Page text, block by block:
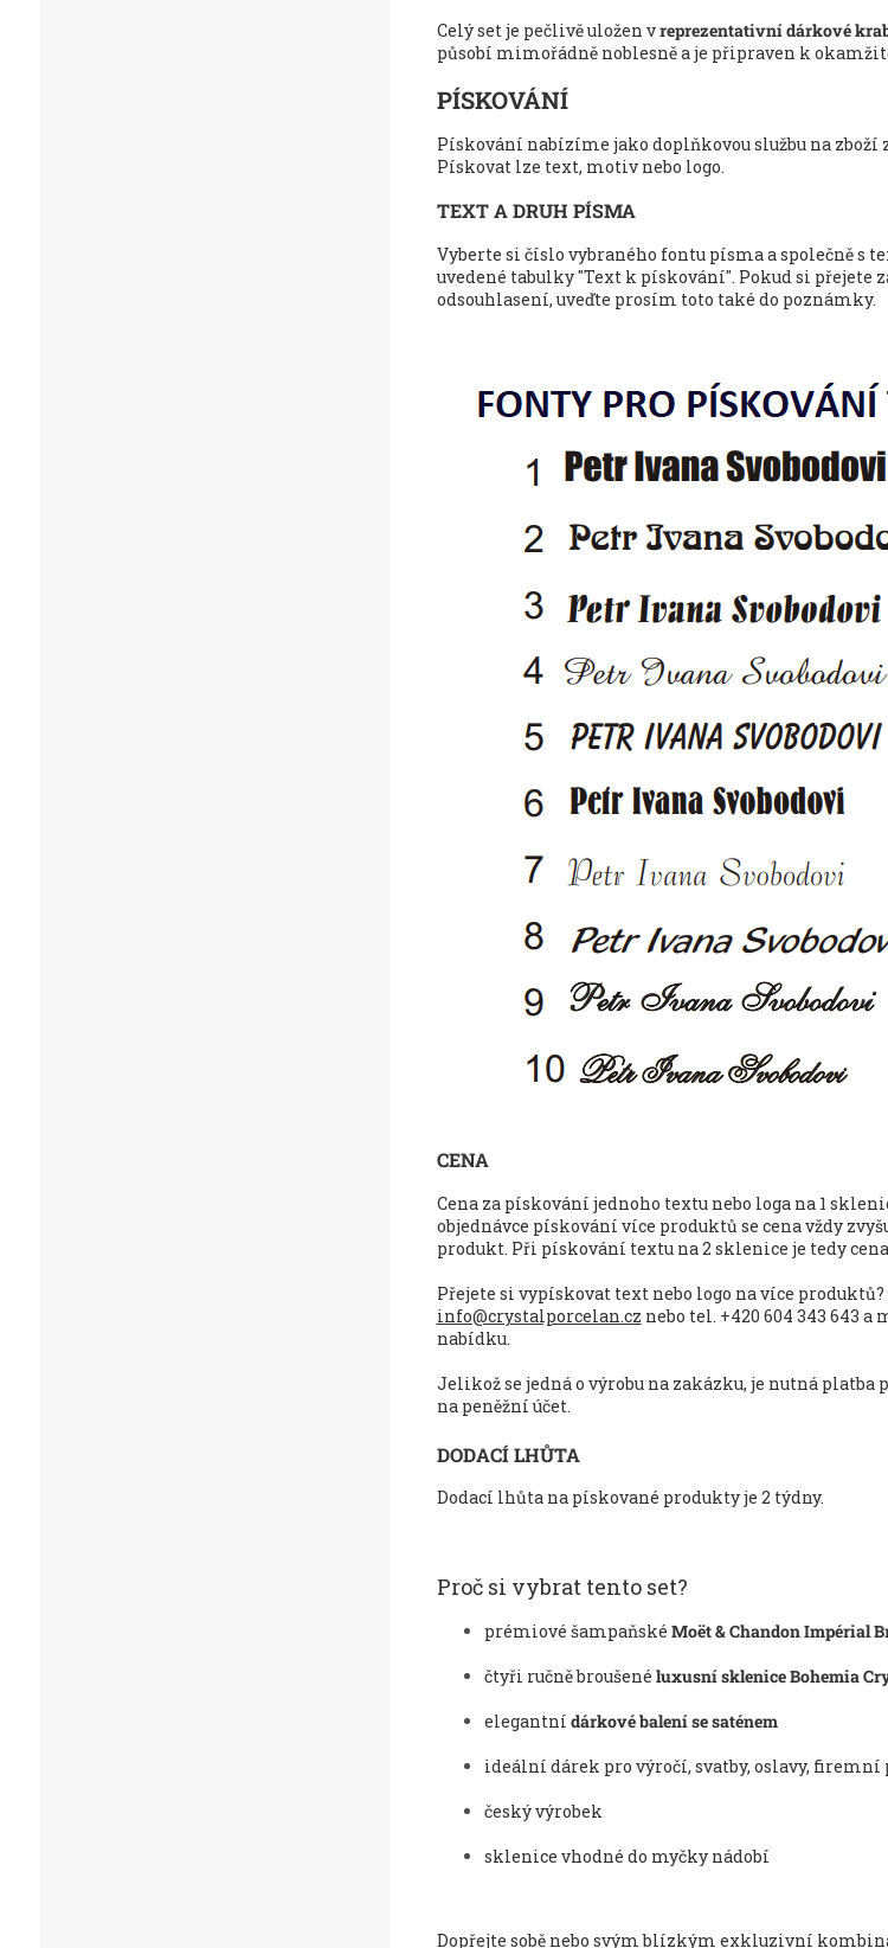
Celý set je pečlivě uložen vreprezentativní dárkové
působí mimořádně noblesně a je připraven k
PÍSKOVÁNÍ
Pískování nabízíme jako doplňkovou službu na zboží
Pískovat lze text, motiv nebo logo.
TEXT A DRUH PÍSMA
Vyberte si číslo vybraného fontu písma a společně s
uvedené tabulky "Text k pískování". Pokud si přejete
odsouhlasení, uveďte prosím toto také do poznámky.
CENA
Cena za pískování jednoho textu nebo loga na 1
objednávce pískování více produktů se cena vždy
produkt. Při pískování textu na 2 sklenice je tedy cena
Přejete si vypískovat text nebo logo na více
info@crystalporcelan.cz nebo tel. +420 604 343 643
nabídku.
Jelikož se jedná o výrobu na zakázku, je nutná platba
na peněžní účet.
DODACÍ LHŮTA
Dodací lhůta na pískované produkty je 2 týdny.
Proč si vybrat tento set?
prémiové šampaňské Moët & Chandon Impérial
čtyři ručně broušené luxusní sklenice Bohemia
elegantní dárkové balení se saténem
ideální dárek pro výročí, svatby, oslavy,
český výrobek
sklenice vhodné do myčky nádobí
Dopřejte sobě nebo svým blízkým exkluzivní